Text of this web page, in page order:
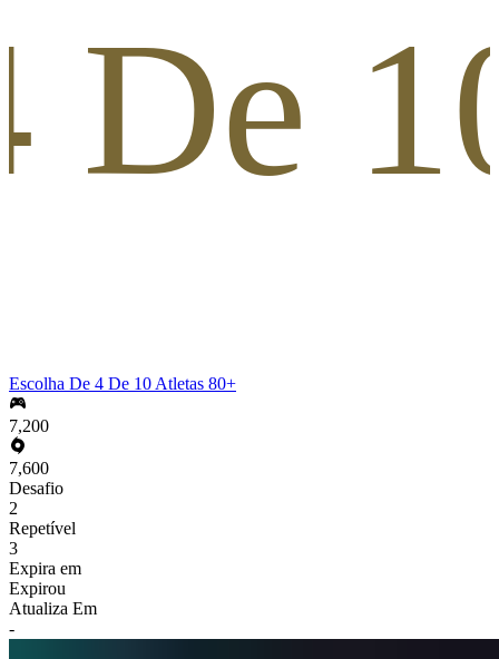
De
Escolha De 4 De 10 Atletas 80+
7,200
7,600
Desafio
2
Repetível
3
Expira em
Expirou
Atualiza Em
-